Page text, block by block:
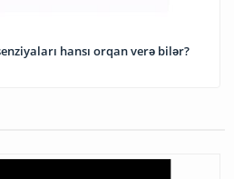
hansı orqan verə bilər?